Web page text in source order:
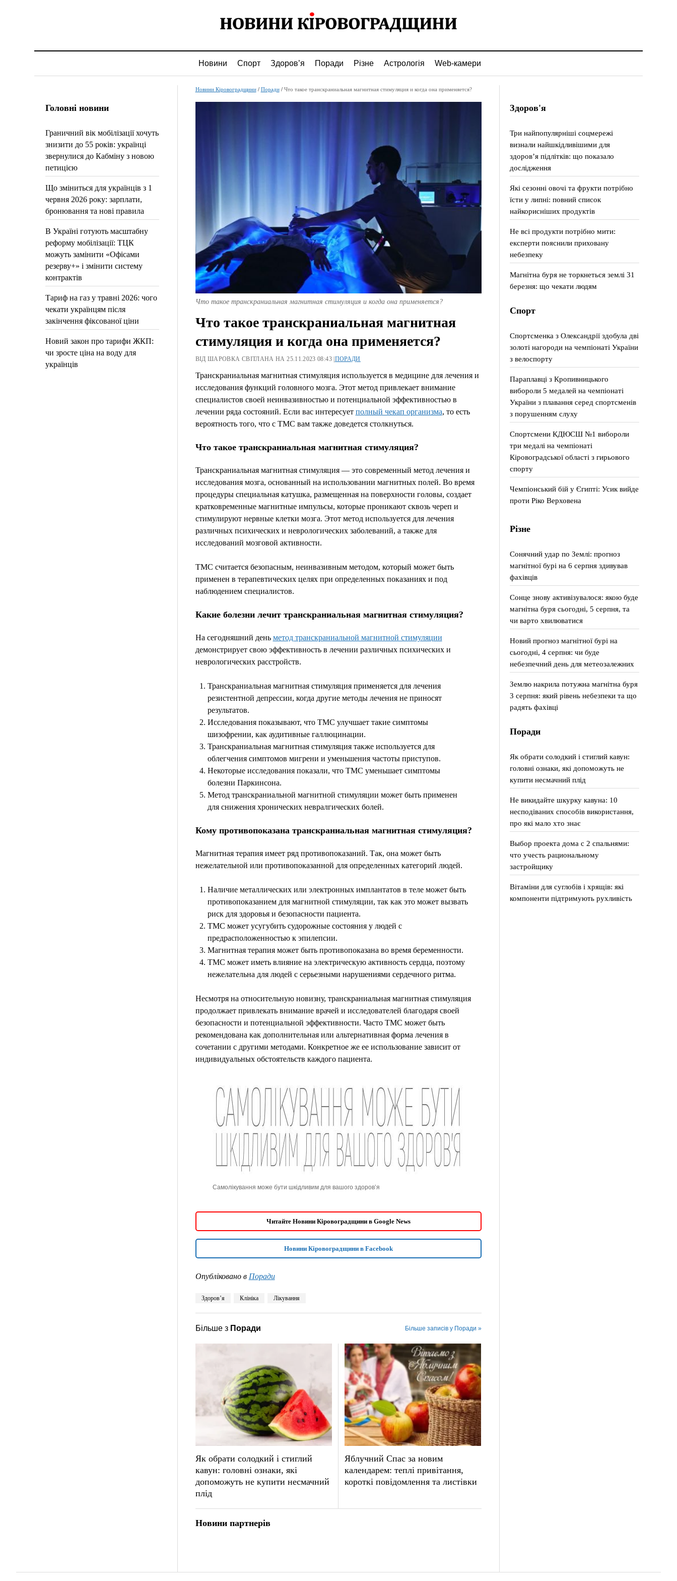
Новини Спорт Здоров’я Поради Різне Астрологія Web-камери
Головні новини
Граничний вік мобілізації хочуть
знизити до 55 років: українці
звернулися до Кабміну з новою
петицією
Що зміниться для українців з 1
червня 2026 року: зарплати,
бронювання та нові правила
В Україні готують масштабну
реформу мобілізації: ТЦК
можуть замінити «Офісами
резерву+» і змінити систему
контрактів
Тариф на газ у травні 2026: чого
чекати українцям після
закінчення фіксованої ціни
Новий закон про тарифи ЖКП:
чи зросте ціна на воду для
українців
Новини Кіровоградщини/ Поради/ Что такое транскраниальная магнитная стимуляция и когда она применяется?
Что такое транскраниальная магнитная стимуляция и когда она применяется?
Что такое транскраниальная магнитная
стимуляция и когда она применяется?
ВІД ШАРОВКА СВІТЛАНА НА 25.11.2023 08:43 |ПОРАДИ
Транскраниальная магнитная стимуляция используется в медицине для лечения и
исследования функций головного мозга. Этот метод привлекает внимание
специалистов своей неинвазивностью и потенциальной эффективностью в
лечении ряда состояний. Если вас интересует полный чекап организма, то есть
вероятность того, что с ТМС вам также доведется столкнуться.
Что такое транскраниальная магнитная стимуляция?
Транскраниальная магнитная стимуляция — это современный метод лечения и
исследования мозга, основанный на использовании магнитных полей. Во время
процедуры специальная катушка, размещенная на поверхности головы, создает
кратковременные магнитные импульсы, которые проникают сквозь череп и
стимулируют нервные клетки мозга. Этот метод используется для лечения
различных психических и неврологических заболеваний, а также для
исследований мозговой активности.
ТМС считается безопасным, неинвазивным методом, который может быть
применен в терапевтических целях при определенных показаниях и под
наблюдением специалистов.
Какие болезни лечит транскраниальная магнитная стимуляция?
На сегодняшний день метод транскраниальной магнитной стимуляции
демонстрирует свою эффективность в лечении различных психических и
неврологических расстройств.
Транскраниальная магнитная стимуляция применяется для лечения
резистентной депрессии, когда другие методы лечения не приносят
результатов.
Исследования показывают, что ТМС улучшает такие симптомы
шизофрении, как аудитивные галлюцинации.
Транскраниальная магнитная стимуляция также используется для
облегчения симптомов мигрени и уменьшения частоты приступов.
Некоторые исследования показали, что ТМС уменьшает симптомы
болезни Паркинсона.
Метод транскраниальной магнитной стимуляции может быть применен
для снижения хронических невралгических болей.
Кому противопоказана транскраниальная магнитная стимуляция?
Магнитная терапия имеет ряд противопоказаний. Так, она может быть
нежелательной или противопоказанной для определенных категорий людей.
Наличие металлических или электронных имплантатов в теле может быть
противопоказанием для магнитной стимуляции, так как это может вызвать
риск для здоровья и безопасности пациента.
ТМС может усугубить судорожные состояния у людей с
предрасположенностью к эпилепсии.
Магнитная терапия может быть противопоказана во время беременности.
ТМС может иметь влияние на электрическую активность сердца, поэтому
нежелательна для людей с серьезными нарушениями сердечного ритма.
Несмотря на относительную новизну, транскраниальная магнитная стимуляция
продолжает привлекать внимание врачей и исследователей благодаря своей
безопасности и потенциальной эффективности. Часто ТМС может быть
рекомендована как дополнительная или альтернативная форма лечения в
сочетании с другими методами. Конкретное же ее использование зависит от
индивидуальных обстоятельств каждого пациента.
Самолікування може бути шкідливим для вашого здоровʼя
Читайте Новини Кіровоградщини в Google News
Новини Кіровоградщини в Facebook
Опубліковано в Поради
Здоровʼя Клініка Лікування
Більше з Поради Більше записів у Поради »
Як обрати солодкий і стиглий
кавун: головні ознаки, які
допоможуть не купити несмачний
плід
Яблучний Спас за новим
календарем: теплі привітання,
короткі повідомлення та листівки
Новини партнерів
Здоров'я
Три найпопулярніші соцмережі
визнали найшкідливішими для
здоров’я підлітків: що показало
дослідження
Які сезонні овочі та фрукти потрібно
їсти у липні: повний список
найкорисніших продуктів
Не всі продукти потрібно мити:
експерти пояснили приховану
небезпеку
Магнітна буря не торкнеться землі 31
березня: що чекати людям
Спорт
Спортсменка з Олександрії здобула дві
золоті нагороди на чемпіонаті України
з велоспорту
Параплавці з Кропивницького
вибороли 5 медалей на чемпіонаті
України з плавання серед спортсменів
з порушенням слуху
Спортсмени КДЮСШ №1 вибороли
три медалі на чемпіонаті
Кіровоградської області з гирьового
спорту
Чемпіонський бій у Єгипті: Усик вийде
проти Ріко Верховена
Різне
Сонячний удар по Землі: прогноз
магнітної бурі на 6 серпня здивував
фахівців
Сонце знову активізувалося: якою буде
магнітна буря сьогодні, 5 серпня, та
чи варто хвилюватися
Новий прогноз магнітної бурі на
сьогодні, 4 серпня: чи буде
небезпечний день для метеозалежних
Землю накрила потужна магнітна буря
3 серпня: який рівень небезпеки та що
радять фахівці
Поради
Як обрати солодкий і стиглий кавун:
головні ознаки, які допоможуть не
купити несмачний плід
Не викидайте шкурку кавуна: 10
несподіваних способів використання,
про які мало хто знає
Выбор проекта дома с 2 спальнями:
что учесть рациональному
застройщику
Вітаміни для суглобів і хрящів: які
компоненти підтримують рухливість